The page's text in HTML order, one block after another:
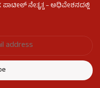
ನೇತೃತ್ವ – ಅಧಿವೇಶನದಲ್ಲಿ